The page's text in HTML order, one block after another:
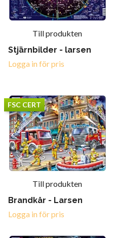
Till produkten
Stjärnbilder - larsen
Logga in för pris
FSC CERT
Till produkten
Brandkår - Larsen
Logga in för pris